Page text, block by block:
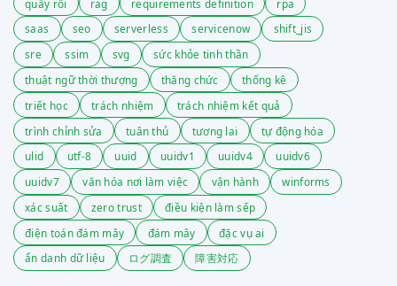
quấy rối
rag requirements definition
rpa
saas
seo serverless servicenow
shift_jis
sre
ssim svg
sức khỏe tinh thần
thuật ngữ thời thượng
thăng chức
thống kê
triết học
trách nhiệm
trách nhiệm kết quả
trình chỉnh sửa
tuân thủ tương lai
tự động hóa
ulid
utf-8 uuid uuidv1 uuidv4
uuidv6
uuidv7
văn hóa nơi làm việc vận hành
winforms
xác suất
zero trust
điều kiện làm sếp
điện toán đám mây
đám mây
đặc vụ ai
ẩn danh dữ liệu
ログ調査 障害対応